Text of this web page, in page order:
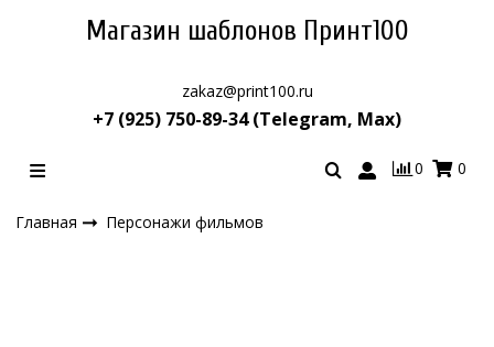
Магазин шаблонов Принт100
zakaz@print100.ru
+7 (925) 750-89-34 (Telegram, Max)
0 0
Главная Персонажи фильмов